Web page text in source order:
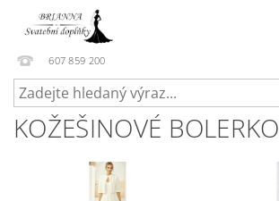
607 859 200
KOŽEŠINOVÉ BOLERKO